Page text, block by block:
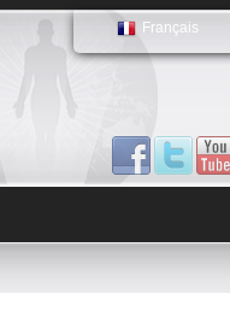
Français